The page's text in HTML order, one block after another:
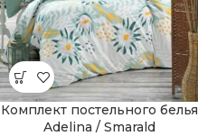
Комплект постельного белья
Adelina / Smarald